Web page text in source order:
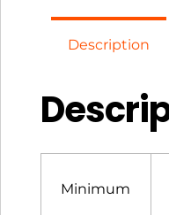
Description
Minimum